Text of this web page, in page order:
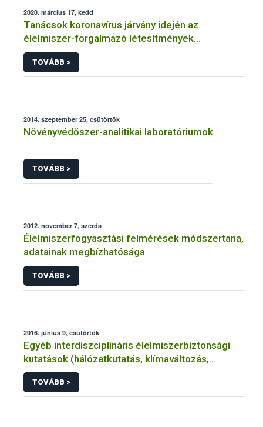
2020. március 17, kedd
Tanácsok koronavírus járvány idején az
élelmiszer-forgalmazó létesítmények
üzemeltetőinek
TOVÁBB >
2014. szeptember 25, csütörtök
Növényvédőszer-analitikai laboratóriumok
TOVÁBB >
2012. november 7, szerda
Élelmiszerfogyasztási felmérések módszertana,
adatainak megbízhatósága
TOVÁBB >
2016. június 9, csütörtök
Egyéb interdiszciplináris élelmiszerbiztonsági
kutatások (hálózatkutatás, klímaváltozás,
járványtan) referencialistája
TOVÁBB >